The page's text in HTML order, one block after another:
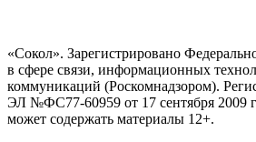
«Сокол». Зарегистрировано
в сфере связи, информационных
коммуникаций (Роскомнадзором).
ЭЛ №ФС77-60959 от 17 сентября 2009
может содержать материалы 12+.